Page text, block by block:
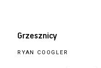
Grzesznicy
RYAN COOGLER